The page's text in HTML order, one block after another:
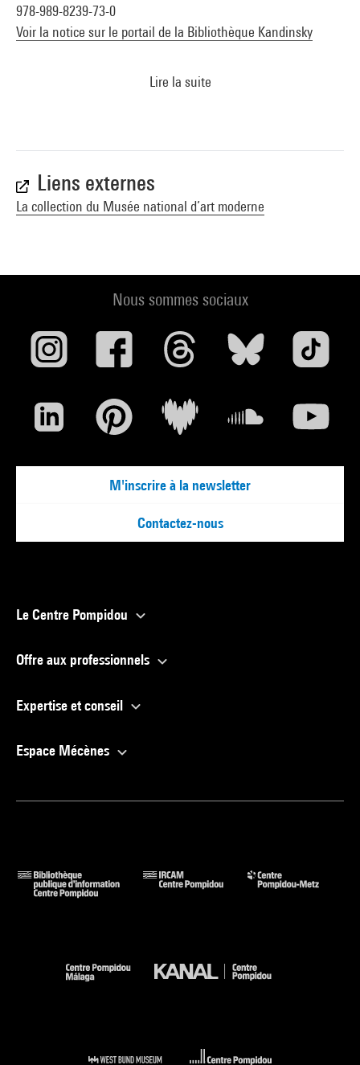
978-989-8239-73-0
Voir la notice sur le portail de la Bibliothèque Kandinsky
Lire la suite
Liens externes
La collection du Musée national d’art moderne
Nous sommes sociaux
M'inscrire à la newsletter
Contactez-nous
Le Centre Pompidou
Offre aux professionnels
Expertise et conseil
Espace Mécènes